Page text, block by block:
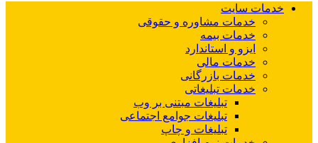
خدمات سایت
خدمات مشاوره و حقوقی
خدمات بیمه
ایزو و استاندارد
خدمات مالی
خدمات بازرگانی
خدمات تبلیغاتی
تبلیغات مبتنی بر وب
تبلیغات جوامع اجتماعی
تبلیغات و چاپ